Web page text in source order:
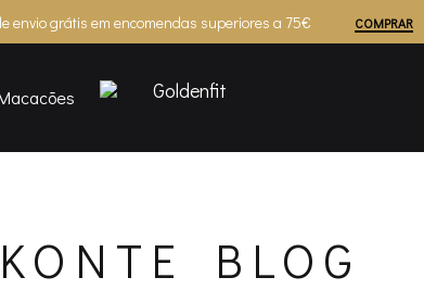
envio grátis em encomendas superiores a 75€ COMPRAR
KONTE BLOG